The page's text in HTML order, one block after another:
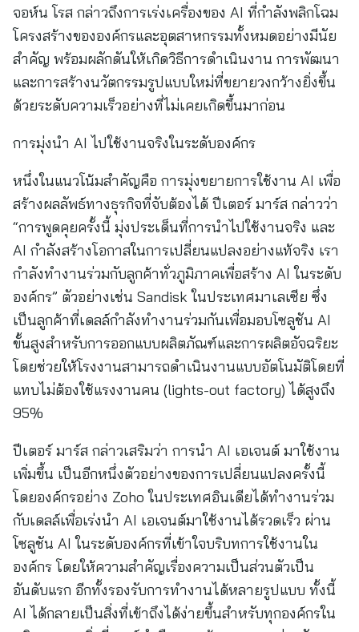
จอห์น โรส กล่าวถึงการเร่งเครื่องของ AI ที่กำลังพลิกโฉม
โครงสร้างขององค์กรและอุตสาหกรรมทั้งหมดอย่างมีนัย
สำคัญ พร้อมผลักดันให้เกิดวิธีการดำเนินงาน การพัฒนา
และการสร้างนวัตกรรมรูปแบบใหม่ที่ขยายวงกว้างยิ่งขึ้น
ด้วยระดับความเร็วอย่างที่ไม่เคยเกิดขึ้นมาก่อน
การมุ่งนำ AI ไปใช้งานจริงในระดับองค์กร
หนึ่งในแนวโน้มสำคัญคือ การมุ่งขยายการใช้งาน AI เพื่อ
สร้างผลลัพธ์ทางธุรกิจที่จับต้องได้ ปีเตอร์ มาร์ส กล่าวว่า
“การพูดคุยครั้งนี้ มุ่งประเด็นที่การนำไปใช้งานจริง และ
AI กำลังสร้างโอกาสในการเปลี่ยนแปลงอย่างแท้จริง เรา
กำลังทำงานร่วมกับลูกค้าทั่วภูมิภาคเพื่อสร้าง AI ในระดับ
องค์กร” ตัวอย่างเช่น Sandisk ในประเทศมาเลเซีย ซึ่ง
เป็นลูกค้าที่เดลล์กำลังทำงานร่วมกันเพื่อมอบโซลูชัน AI
ขั้นสูงสำหรับการออกแบบผลิตภัณฑ์และการผลิตอัจฉริยะ
โดยช่วยให้โรงงานสามารถดำเนินงานแบบอัตโนมัติโดยที่
แทบไม่ต้องใช้แรงงานคน (lights-out factory) ได้สูงถึง
95%
ปีเตอร์ มาร์ส กล่าวเสริมว่า การนำ AI เอเจนต์ มาใช้งาน
เพิ่มขึ้น เป็นอีกหนึ่งตัวอย่างของการเปลี่ยนแปลงครั้งนี้
โดยองค์กรอย่าง Zoho ในประเทศอินเดียได้ทำงานร่วม
กับเดลล์เพื่อเร่งนำ AI เอเจนต์มาใช้งานได้รวดเร็ว ผ่าน
โซลูชัน AI ในระดับองค์กรที่เข้าใจบริบทการใช้งานใน
องค์กร โดยให้ความสำคัญเรื่องความเป็นส่วนตัวเป็น
อันดับแรก อีกทั้งรองรับการทำงานได้หลายรูปแบบ ทั้งนี้
AI ได้กลายเป็นสิ่งที่เข้าถึงได้ง่ายขึ้นสำหรับทุกองค์กรใน